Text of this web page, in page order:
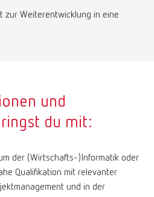
zur Weiterentwicklung in eine
und
du mit:
der (Wirtschafts-)Informatik oder
Qualifikation mit relevanter
und in der